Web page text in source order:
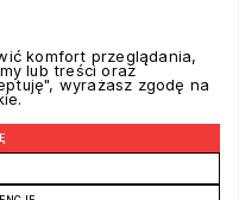
-ADSPECTRA.PL
komfort przeglądania,
lub treści oraz
wyrażasz zgodę na